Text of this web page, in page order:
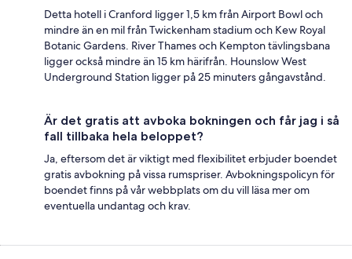
Detta hotell i Cranford ligger 1,5 km från Airport Bowl och
mindre än en mil från Twickenham stadium och Kew Royal
Botanic Gardens. River Thames och Kempton tävlingsbana
ligger också mindre än 15 km härifrån. Hounslow West
Underground Station ligger på 25 minuters gångavstånd.
Är det gratis att avboka bokningen och får jag i så
fall tillbaka hela beloppet?
Ja, eftersom det är viktigt med flexibilitet erbjuder boendet
gratis avbokning på vissa rumspriser. Avbokningspolicyn för
boendet finns på vår webbplats om du vill läsa mer om
eventuella undantag och krav.